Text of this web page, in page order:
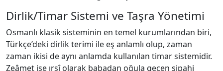
Dirlik/Timar Sistemi ve Taşra Yönetimi
Osmanlı klasik sisteminin en temel kurumlarından biri,
Türkçe’deki dirlik terimi ile eş anlamlı olup, zaman
zaman ikisi de aynı anlamda kullanılan timar sistemidir.
Zeâmet ise ırsî olarak babadan oğula geçen sipahi